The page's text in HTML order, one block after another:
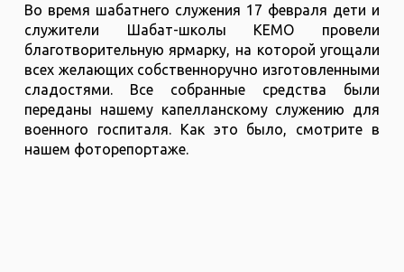
Во время шабатнего служения 17 февраля дети и
служители Шабат-школы КЕМО провели
благотворительную ярмарку, на которой угощали
всех желающих собственноручно изготовленными
сладостями. Все собранные средства были
переданы нашему капелланскому служению для
военного госпиталя. Как это было, смотрите в
нашем фоторепортаже.